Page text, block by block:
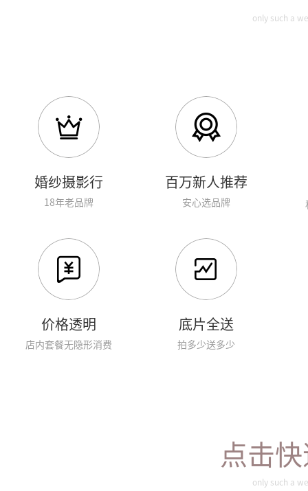
only such a
婚纱摄影行
18年老品牌
百万新人推荐
安心选品牌
价格透明
店内套餐无隐形消费
底片全送
拍多少送多少
点击
only such a